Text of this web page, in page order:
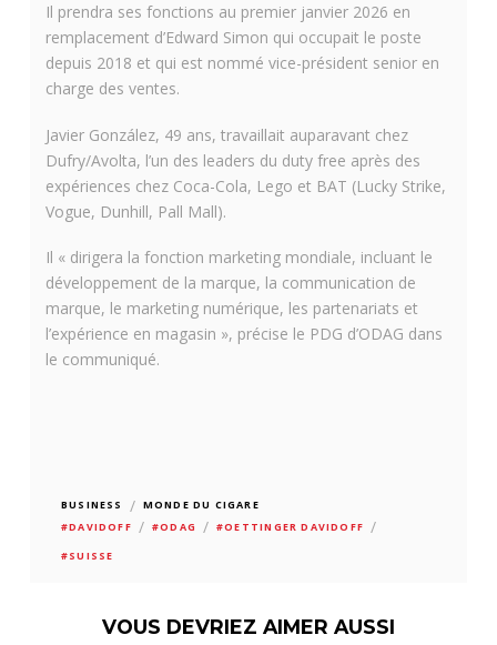
Il prendra ses fonctions au premier janvier 2026 en
remplacement d’Edward Simon qui occupait le poste
depuis 2018 et qui est nommé vice-président senior en
charge des ventes.
Javier González, 49 ans, travaillait auparavant chez
Dufry/Avolta, l’un des leaders du duty free après des
expériences chez Coca-Cola, Lego et BAT (Lucky Strike,
Vogue, Dunhill, Pall Mall).
Il « dirigera la fonction marketing mondiale, incluant le
développement de la marque, la communication de
marque, le marketing numérique, les partenariats et
l’expérience en magasin », précise le PDG d’ODAG dans
le communiqué.
BUSINESS / MONDE DU CIGARE
#DAVIDOFF / #ODAG / #OETTINGER DAVIDOFF /
#SUISSE
VOUS DEVRIEZ AIMER AUSSI